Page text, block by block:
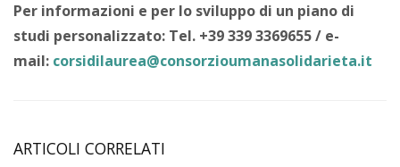
Per informazioni e per lo sviluppo di un piano di
studi personalizzato: Tel. +39 339 3369655 / e-
mail: corsidilaurea@consorzioumanasolidarieta.it
ARTICOLI CORRELATI